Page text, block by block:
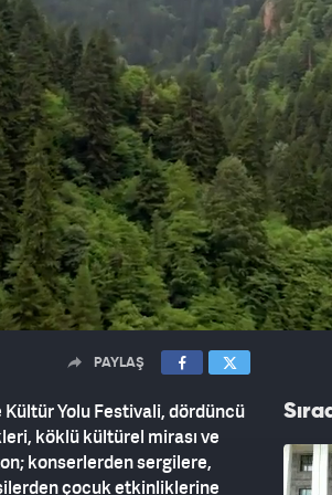
PAYLAŞ
Kültür Yolu Festivali, dördüncü
köklü kültürel mirası ve
konserlerden sergilere,
çocuk etkinliklerine